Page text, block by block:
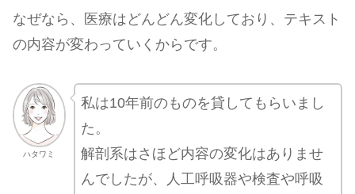
なぜなら、医療はどんどん変化しており、テキスト
の内容が変わっていくからです。
ハタワミ
私は10年前のものを貸してもらいまし
た。
解剖系はさほど内容の変化はありませ
んでしたが、人工呼吸器や検査や呼吸